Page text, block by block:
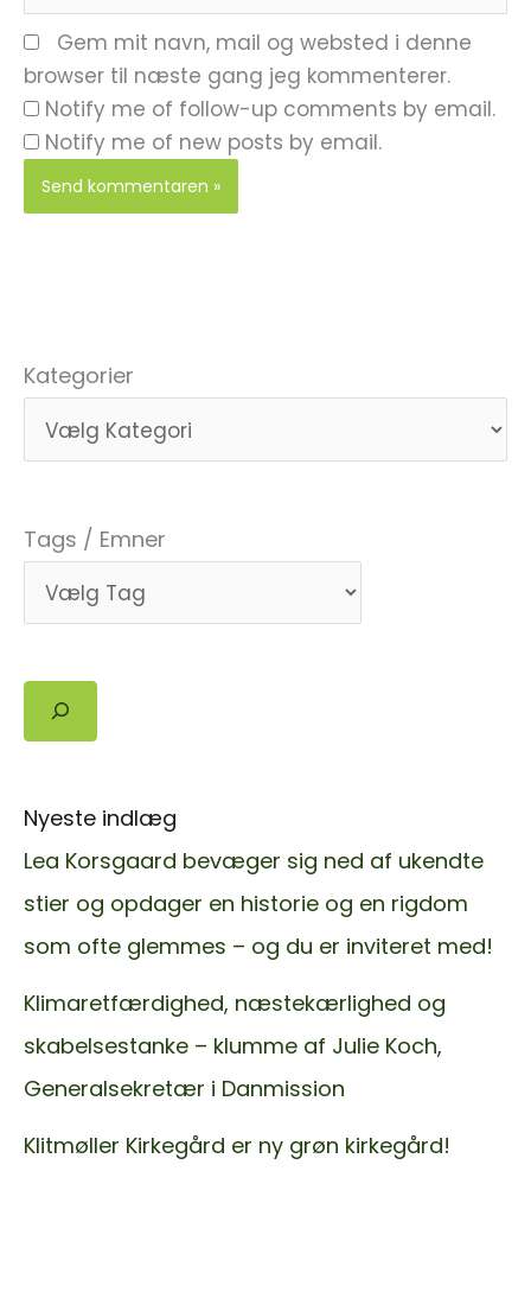
Gem mit navn, mail og websted i denne
browser til næste gang jeg kommenterer.
Notify me of follow-up comments by email.
Notify me of new posts by email.
Kategorier
Tags / Emner
Søg
Nyeste indlæg
Lea Korsgaard bevæger sig ned af ukendte
stier og opdager en historie og en rigdom
som ofte glemmes – og du er inviteret med!
Klimaretfærdighed, næstekærlighed og
skabelsestanke – klumme af Julie Koch,
Generalsekretær i Danmission
Klitmøller Kirkegård er ny grøn kirkegård!